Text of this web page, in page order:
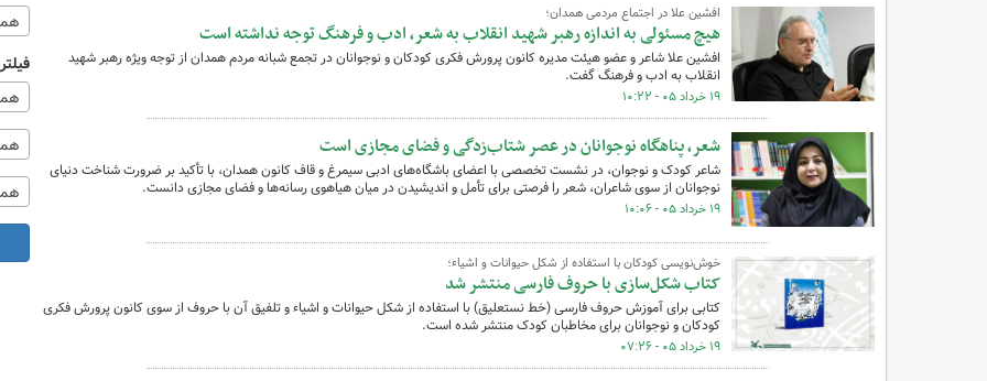
افشین علا در اجتماع مردمی همدان؛
هیچ مسئولی به اندازه رهبر شهید انقلاب به شعر، ادب و فرهنگ توجه نداشته است
افشین علا شاعر و عضو هیئت مدیره کانون پرورش فکری کودکان و نوجوانان در تجمع شبانه مردم همدان از توجه ویژه رهبر شهید
انقلاب به ادب و فرهنگ گفت.
۱۹ خرداد ۰۵ - ۱۰:۲۲
شعر، پناهگاه نوجوانان در عصر شتاب‌زدگی و فضای مجازی است
شاعر کودک و نوجوان،‌ در نشست تخصصی با اعضای باشگاه‌های ادبی سیمرغ و قاف کانون همدان، ‌با تأکید بر ضرورت شناخت دنیای
نوجوانان از سوی شاعران، شعر را فرصتی برای تأمل و اندیشیدن در میان هیاهوی رسانه‌ها و فضای مجازی دانست.
۱۹ خرداد ۰۵ - ۱۰:۰۶
خوش‌نویسی کودکان با استفاده از شکل حیوانات و اشیاء؛
کتاب شکل‌سازی با حروف فارسی منتشر شد
کتابی برای آموزش حروف فارسی (خط نستعلیق) با استفاده از شکل حیوانات و اشیاء و تلفیق آن با حروف از سوی کانون پرورش فکری
کودکان و نوجوانان برای مخاطبان کودک منتشر شده است.
۱۹ خرداد ۰۵ - ۰۷:۲۶